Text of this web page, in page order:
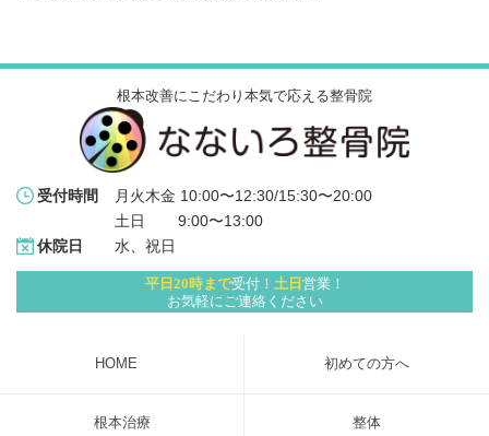
根本改善にこだわり本気で応える整骨院
受付時間
月火木金 10:00〜12:30/15:30〜20:00
土日 　   9:00〜13:00
休院日 水、祝日
平日20時まで受付！ 土日 営業！
お気軽にご連絡ください
HOME 初めての方へ
根本治療 整体